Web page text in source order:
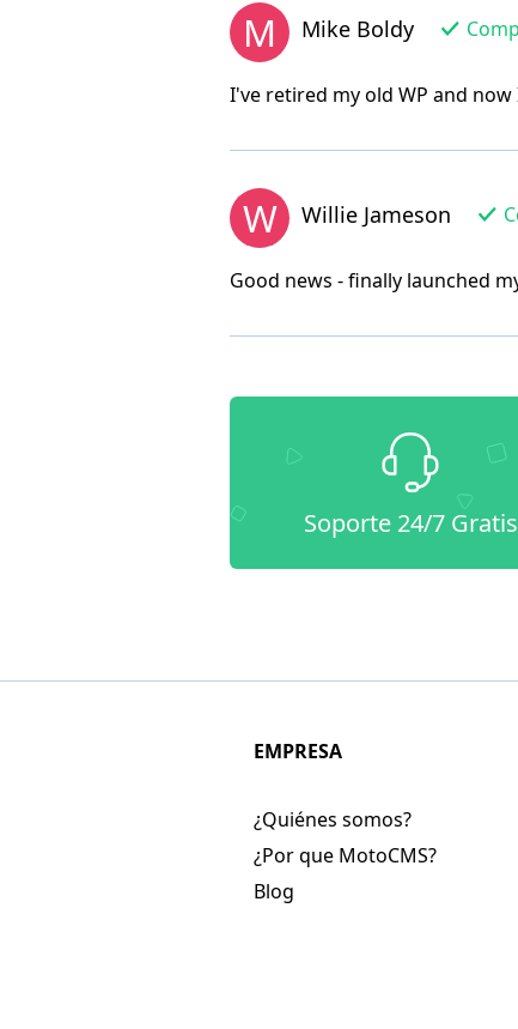
M Mike Boldy
I've retired my old WP and
W Willie Jameson
Good news - finally launched
Soporte 24/7 Gratis
EMPRESA
¿Quiénes somos?
¿Por que MotoCMS?
Blog